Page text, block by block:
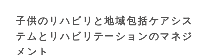
子供のリハビリと地域包括ケアシス
テムとリハビリテーションのマネジ
メント